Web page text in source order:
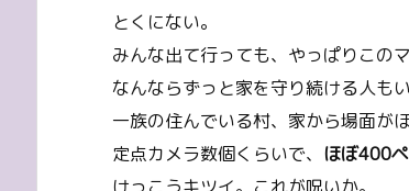
とくにない。
みんな出て行っても、やっぱりこの
なんならずっと家を守り続ける人も
一族の住んでいる村、家から場面が
定点カメラ数個くらいで、 ほぼ400